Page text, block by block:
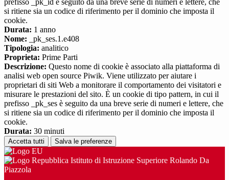
prefisso _pk_id è seguito da una breve serie di numeri e lettere, che
si ritiene sia un codice di riferimento per il dominio che imposta il
cookie.
Durata: 1 anno
Nome: _pk_ses.1.e408
Tipologia: analitico
Proprieta: Prime Parti
Descrizione: Questo nome di cookie è associato alla piattaforma di
analisi web open source Piwik. Viene utilizzato per aiutare i
proprietari di siti Web a monitorare il comportamento dei visitatori e
misurare le prestazioni del sito. È un cookie di tipo pattern, in cui il
prefisso _pk_ses è seguito da una breve serie di numeri e lettere, che
si ritiene sia un codice di riferimento per il dominio che imposta il
cookie.
Durata: 30 minuti
Accetta tutti Salva le preferenze
Istituto di Istruzione Superiore Rolando Da
Piazzola